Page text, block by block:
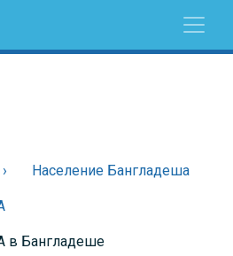
Население Бангладеша
в Бангладеше